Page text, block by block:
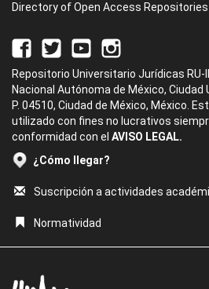
Directory of Open Access Repositories
Repositorio Universitario Jurídicas RU-
Nacional Autónoma de México, Ciudad
P. 04510, Ciudad de México, México.
utilizado con fines no lucrativos
conformidad con el AVISO LEGAL.
¿Cómo llegar?
Suscripción a actividades
Normatividad